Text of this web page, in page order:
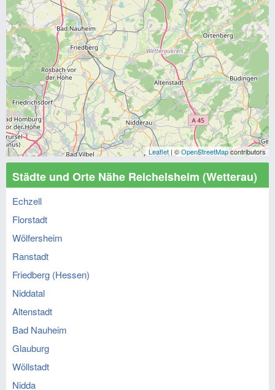
Leaflet | ©OpenStreetMapcontributors
Städte und Orte Nähe Reichelsheim (Wetterau)
Echzell
Florstadt
Wölfersheim
Ranstadt
Friedberg (Hessen)
Niddatal
Altenstadt
Bad Nauheim
Glauburg
Wöllstadt
Nidda